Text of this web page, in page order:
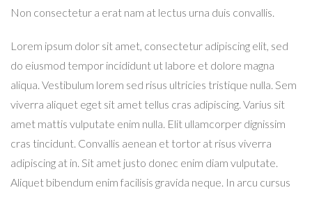
Non consectetur a erat nam at lectus urna duis convallis.
Lorem ipsum dolor sit amet, consectetur adipiscing elit, sed
do eiusmod tempor incididunt ut labore et dolore magna
aliqua. Vestibulum lorem sed risus ultricies tristique nulla. Sem
viverra aliquet eget sit amet tellus cras adipiscing. Varius sit
amet mattis vulputate enim nulla. Elit ullamcorper dignissim
cras tincidunt. Convallis aenean et tortor at risus viverra
adipiscing at in. Sit amet justo donec enim diam vulputate.
Aliquet bibendum enim facilisis gravida neque. In arcu cursus